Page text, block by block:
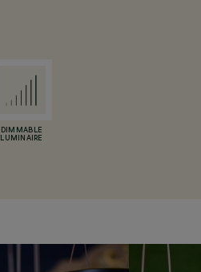
DIMMABLE
LUMINAIRE